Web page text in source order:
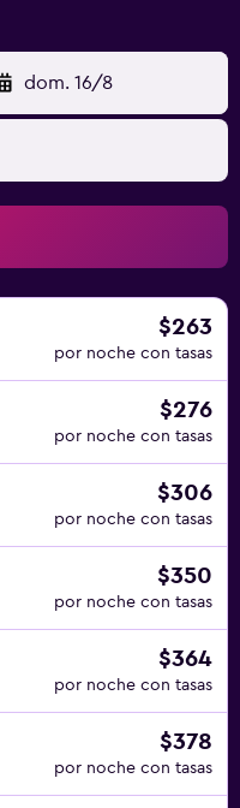
dom. 16/8
$263
por noche con tasas
$276
por noche con tasas
$306
por noche con tasas
$350
por noche con tasas
$364
por noche con tasas
$378
por noche con tasas